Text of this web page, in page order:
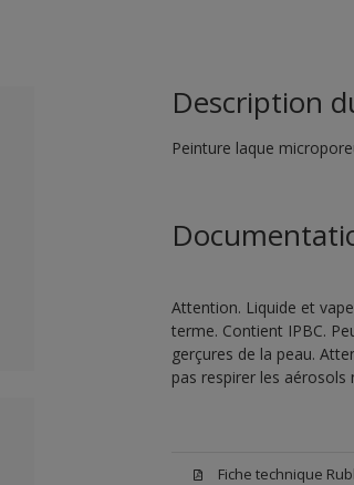
Description
Peinture laque
Attention. Liquide et
terme. Contient IPBC.
gerçures de la peau.
pas respirer les aérosols
Fiche technique